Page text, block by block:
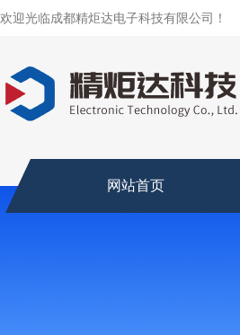
欢迎光临成都精炬达电子科技有限公司！
网站首页